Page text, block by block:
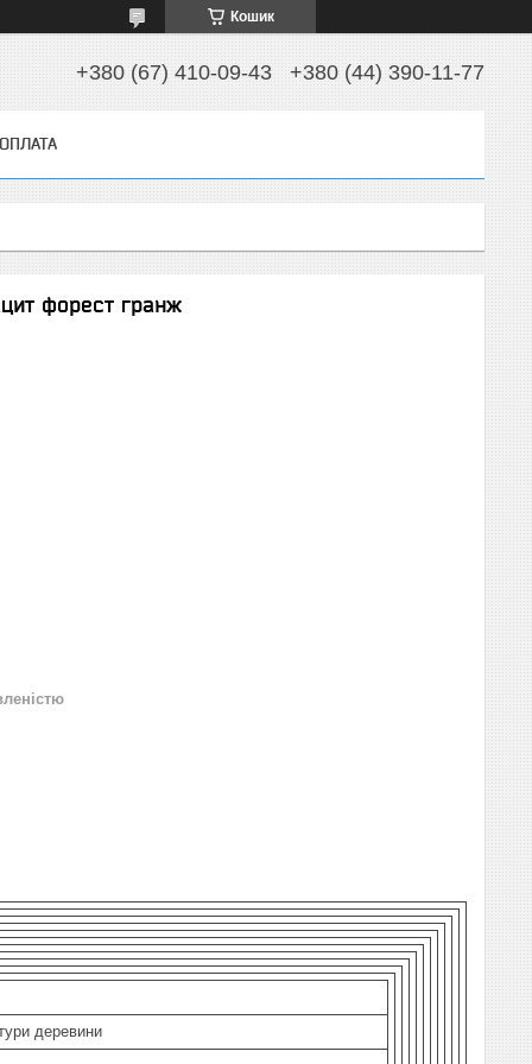
Кошик
+380 (67) 410-09-43 +380 (44) 390-11-77
форест гранж
деревини